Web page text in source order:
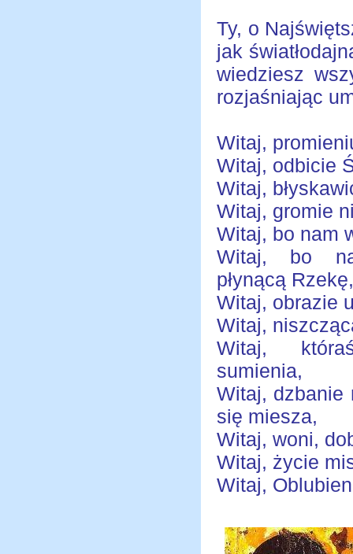
Ty, o
jak
wiedziesz
rozjaśniając
Witaj,
Witaj, odbicie
Witaj,
Witaj, gromie
Witaj, bo nam
Witaj, bo
płynącą Rzekę,
Witaj, obrazie
Witaj,
Witaj,
sumienia,
Witaj, dzbanie
się miesza,
Witaj, woni,
Witaj, życie
Witaj,